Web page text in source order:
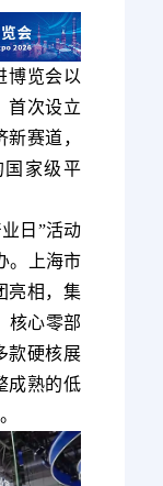
博览会以
首次设立
赛道，
家级平
日”活动
。上海市
亮相，集
核心零部
款硬核展
成熟的低